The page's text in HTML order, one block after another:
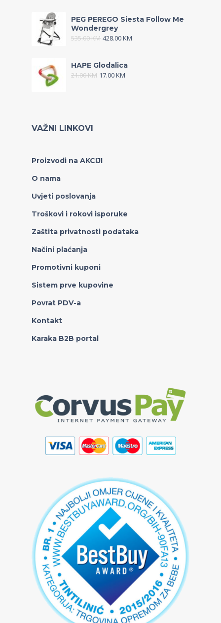
PEG PEREGO Siesta Follow Me
Wondergrey
535.00KM 428.00KM
HAPE Glodalica
21.00KM 17.00KM
VAŽNI LINKOVI
Proizvodi na AKCIJI
O nama
Uvjeti poslovanja
Troškovi i rokovi isporuke
Zaštita privatnosti podataka
Načini plaćanja
Promotivni kuponi
Sistem prve kupovine
Povrat PDV-a
Kontakt
Karaka B2B portal